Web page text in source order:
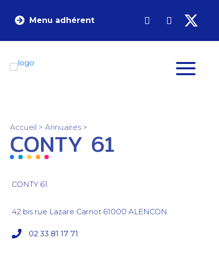
Menu adhérent
Accueil > Annuaires >
CONTY 61
CONTY 61
42 bis rue Lazare Carnot 61000 ALENCON
02 33 81 17 71